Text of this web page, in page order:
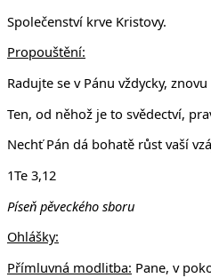
Společenství krve Kristovy.
Propouštění:
Radujte se v Pánu vždycky,
Ten, od něhož je to svědectví,
Nechť Pán dá bohatě růst vaší
1Te 3,12
Píseň pěveckého sboru
Ohlášky:
Přímluvná modlitba: Pane, v